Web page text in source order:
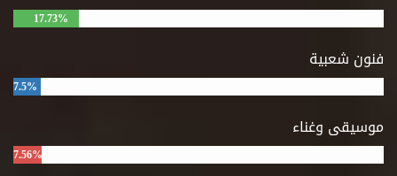
17.73%
فنون شعبية
7.5%
موسيقى وغناء
7.56%